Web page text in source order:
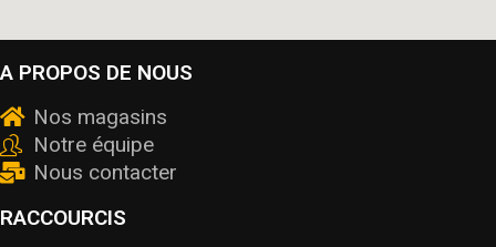
A PROPOS DE NOUS
Nos magasins
Notre équipe
Nous contacter
RACCOURCIS